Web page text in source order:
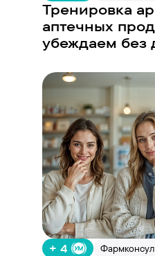
Тренировка
аптечных
убеждаем без
+ 4